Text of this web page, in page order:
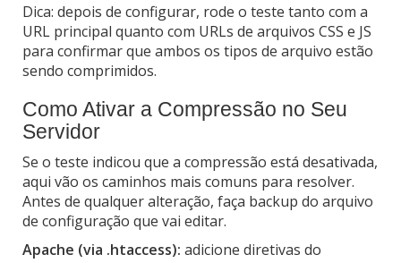
Dica: depois de configurar, rode o teste tanto com a
URL principal quanto com URLs de arquivos CSS e JS
para confirmar que ambos os tipos de arquivo estão
sendo comprimidos.
Como Ativar a Compressão no Seu
Servidor
Se o teste indicou que a compressão está desativada,
aqui vão os caminhos mais comuns para resolver.
Antes de qualquer alteração, faça backup do arquivo
de configuração que vai editar.
Apache (via .htaccess): adicione diretivas do